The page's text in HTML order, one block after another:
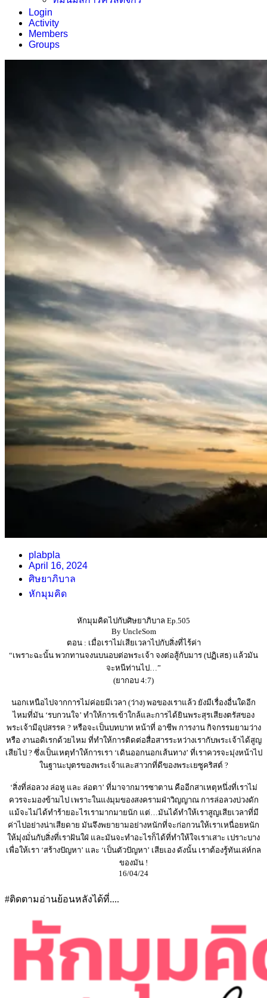
Login
Activity
Members
Groups
plabpla
April 16, 2024
ศิษยาภิบาล
หักมุมคิด
หักมุมคิดไปกับศิษยาภิบาล Ep.505
By UncleSom
ตอน : เมื่อเราไม่เสียเวลาไปกับสิ่งที่ไร้ค่า
“เพราะฉะนั้น พวกทานจงนบนอบต่อพระเจ้า จงต่อสู้กับมาร (ปฏิเสธ) แล้วมัน
จะหนีท่านไป…”
(ยากอบ 4:7)
นอกเหนือไปจากการไม่ค่อยมีเวลา (ว่าง) พอของเราแล้ว ยังมีเรื่องอื่นใดอีก
ไหมที่มัน ‘รบกวนใจ’ ทำให้การเข้าใกล้และการได้ยินพระสุรเสียงตรัสของ
พระเจ้ามีอุปสรรค ? หรือจะเป็นบทบาท หน้าที่ อาชีพ การงาน กิจกรรมยามว่าง
หรือ งานอดิเรกด้วยไหม ที่ทำให้การติดต่อสื่อสารระหว่างเรากับพระเจ้าได้สูญ
เสียไป ? ซึ่งเป็นเหตุทำให้การเรา ‘เดินออกนอกเส้นทาง’ ที่เราควรจะมุ่งหน้าไป
ในฐานะบุตรของพระเจ้าและสาวกที่ดีของพระเยซูคริสต์ ?
‘สิ่งที่ล่อลวง ล่อหู และ ล่อตา’ ที่มาจากมารซาตาน คืออีกสาเหตุหนึ่งที่เราไม่
ควรจะมองข้ามไป เพราะในแง่มุมของสงครามฝ่าวิญญาณ การล่อลวงบ่วงดัก
แม้จะไม่ได้ทำร้ายอะไรเรามากมายนัก แต่…มันได้ทำให้เราสูญเสียเวลาที่มี
ค่าไปอย่างน่าเสียดาย มันจึงพยายามอย่างหนักที่จะก่อกวนให้เราเหนื่อยหนัก
ให้มุ่งมั่นกับสิ่งที่เราฝันใฝ่ และมันจะทำอะไรก็ได้ที่ทำให้ใจเราเสาะ เปราะบาง
เพื่อให้เรา ‘สร้างปัญหา’ และ ‘เป็นตัวปัญหา’ เสียเอง ดังนั้น เราต้องรู้ทันเล่ห์กล
ของมัน !
16/04/24
#ติดตามอ่านย้อนหลังได้ที่....